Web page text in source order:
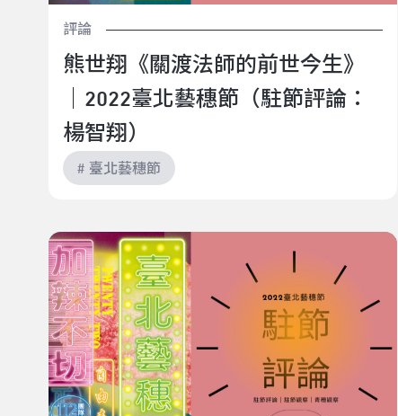
評論
熊世翔《關渡法師的前世今生》
｜2022臺北藝穗節（駐節評論：
楊智翔）
# 臺北藝穗節
阮劇團《諸羅假期》｜2022臺北藝穗節（青穗觀察：林
翊婷）